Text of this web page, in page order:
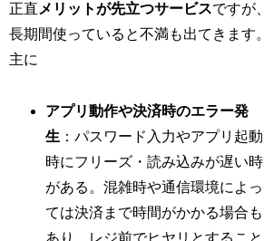
正直 メリットが先立つサービスですが、
長期間使っていると不満も出てきます。
主に
アプリ動作や決済時のエラー発
生 ：パスワード入力やアプリ起動
時にフリーズ・読み込みが遅い時
がある。混雑時や通信環境によっ
ては決済まで時間がかかる場合も